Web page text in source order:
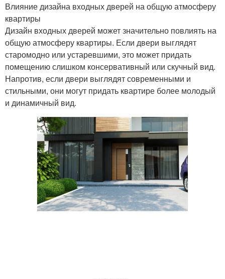
Влияние дизайна входных дверей на общую атмосферу
квартиры
Дизайн входных дверей может значительно повлиять на
общую атмосферу квартиры. Если двери выглядят
старомодно или устаревшими, это может придать
помещению слишком консервативный или скучный вид.
Напротив, если двери выглядят современными и
стильными, они могут придать квартире более молодый
и динамичный вид.